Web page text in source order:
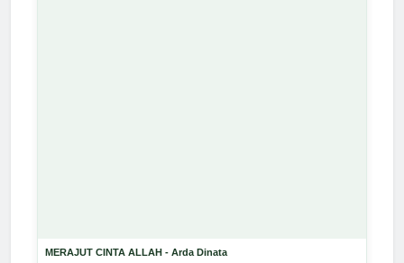
MERAJUT CINTA ALLAH - Arda Dinata